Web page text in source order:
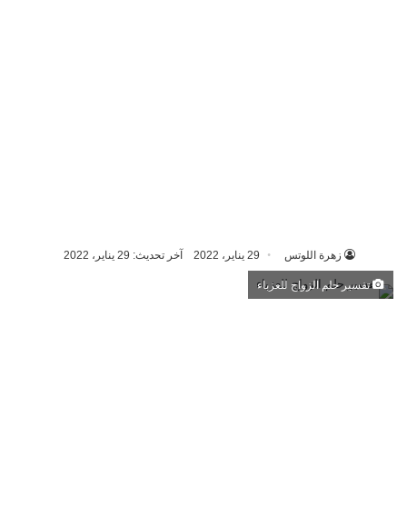
زهرة اللوتس 29 يناير، 2022 آخر تحديث: 29 يناير، 2022
تفسير حلم الزواج للعزباء